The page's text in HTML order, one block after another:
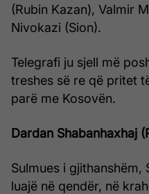
(Rubin Kazan), Valmir
Nivokazi (Sion).
Telegrafi ju sjell më
treshes së re që pritet
parë me Kosovën.
Dardan Shabanhaxhaj
Sulmues i gjithanshëm,
luajë në qendër, në